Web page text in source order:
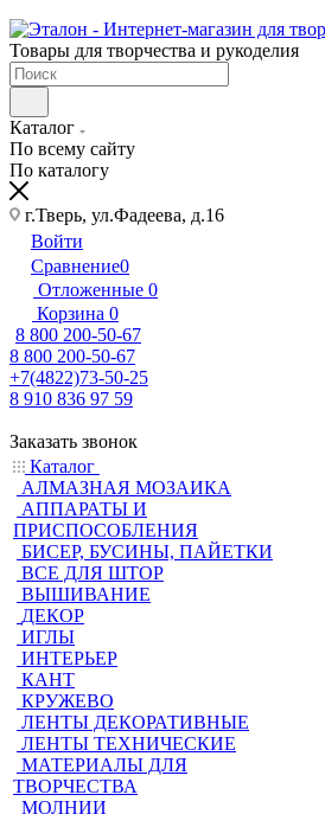
Товары для творчества и рукоделия
Каталог
По всему сайту
По каталогу
г.Тверь, ул.Фадеева, д.16
Войти
Сравнение0
Отложенные 0
Корзина 0
8 800 200-50-67
8 800 200-50-67
+7(4822)73-50-25
8 910 836 97 59
Заказать звонок
Каталог
АЛМАЗНАЯ МОЗАИКА
АППАРАТЫ И
ПРИСПОСОБЛЕНИЯ
БИСЕР, БУСИНЫ, ПАЙЕТКИ
ВСЕ ДЛЯ ШТОР
ВЫШИВАНИЕ
ДЕКОР
ИГЛЫ
ИНТЕРЬЕР
КАНТ
КРУЖЕВО
ЛЕНТЫ ДЕКОРАТИВНЫЕ
ЛЕНТЫ ТЕХНИЧЕСКИЕ
МАТЕРИАЛЫ ДЛЯ
ТВОРЧЕСТВА
МОЛНИИ